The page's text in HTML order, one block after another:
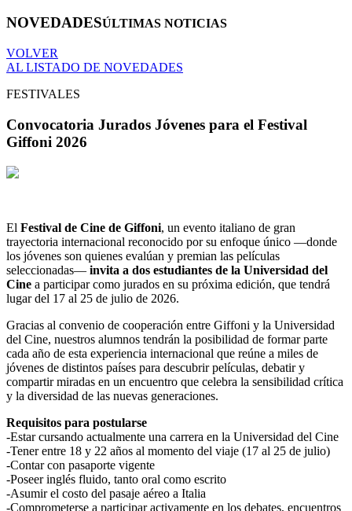
NOVEDADESÚLTIMAS NOTICIAS
VOLVER
AL LISTADO DE NOVEDADES
FESTIVALES
Convocatoria Jurados Jóvenes para el Festival
Giffoni 2026
El Festival de Cine de Giffoni, un evento italiano de gran
trayectoria internacional reconocido por su enfoque único —donde
los jóvenes son quienes evalúan y premian las películas
seleccionadas— invita a dos estudiantes de la Universidad del
Cine a participar como jurados en su próxima edición, que tendrá
lugar del 17 al 25 de julio de 2026.
Gracias al convenio de cooperación entre Giffoni y la Universidad
del Cine, nuestros alumnos tendrán la posibilidad de formar parte
cada año de esta experiencia internacional que reúne a miles de
jóvenes de distintos países para descubrir películas, debatir y
compartir miradas en un encuentro que celebra la sensibilidad crítica
y la diversidad de las nuevas generaciones.
Requisitos para postularse
-Estar cursando actualmente una carrera en la Universidad del Cine
-Tener entre 18 y 22 años al momento del viaje (17 al 25 de julio)
-Contar con pasaporte vigente
-Poseer inglés fluido, tanto oral como escrito
-Asumir el costo del pasaje aéreo a Italia
-Comprometerse a participar activamente en los debates, encuentros